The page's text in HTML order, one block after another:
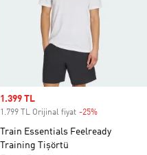
Sale price
1.399 TL
1.799 TL Orijinal fiyat -25%
Train Essentials Feelready
Training Tişörtü